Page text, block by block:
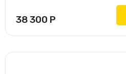
38 300 Р